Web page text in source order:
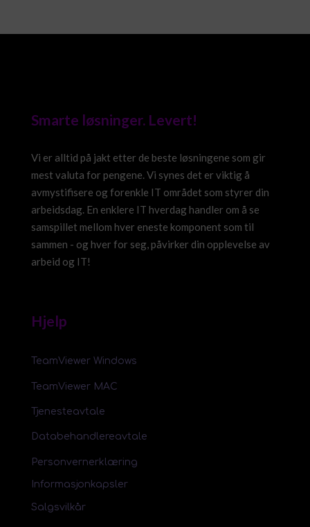
Smarte løsninger. Levert!
Vi er alltid på jakt etter de beste løsningene som gir
mest valuta for pengene. Vi synes det er viktig å
avmystifisere og forenkle IT området som styrer din
arbeidsdag. En enklere IT hverdag handler om å se
samspillet mellom hver eneste komponent som til
sammen - og hver for seg, påvirker din opplevelse av
arbeid og IT!
Hjelp
TeamViewer Windows
TeamViewer MAC
Tjenesteavtale
Databehandlereavtale
Personvernerklæring
Informasjonkapsler
Salgsvilkår